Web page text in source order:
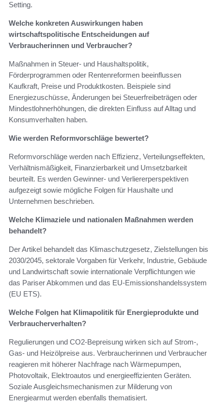
Setting.
Welche konkreten Auswirkungen haben
wirtschaftspolitische Entscheidungen auf
Verbraucherinnen und Verbraucher?
Maßnahmen in Steuer- und Haushaltspolitik,
Förderprogrammen oder Rentenreformen beeinflussen
Kaufkraft, Preise und Produktkosten. Beispiele sind
Energiezuschüsse, Änderungen bei Steuerfreibeträgen oder
Mindestlohnerhöhungen, die direkten Einfluss auf Alltag und
Konsumverhalten haben.
Wie werden Reformvorschläge bewertet?
Reformvorschläge werden nach Effizienz, Verteilungseffekten,
Verhältnismäßigkeit, Finanzierbarkeit und Umsetzbarkeit
beurteilt. Es werden Gewinner- und Verliererperspektiven
aufgezeigt sowie mögliche Folgen für Haushalte und
Unternehmen beschrieben.
Welche Klimaziele und nationalen Maßnahmen werden
behandelt?
Der Artikel behandelt das Klimaschutzgesetz, Zielstellungen bis
2030/2045, sektorale Vorgaben für Verkehr, Industrie, Gebäude
und Landwirtschaft sowie internationale Verpflichtungen wie
das Pariser Abkommen und das EU-Emissionshandelssystem
(EU ETS).
Welche Folgen hat Klimapolitik für Energieprodukte und
Verbraucherverhalten?
Regulierungen und CO2-Bepreisung wirken sich auf Strom-,
Gas- und Heizölpreise aus. Verbraucherinnen und Verbraucher
reagieren mit höherer Nachfrage nach Wärmepumpen,
Photovoltaik, Elektroautos und energieeffizienten Geräten.
Soziale Ausgleichsmechanismen zur Milderung von
Energiearmut werden ebenfalls thematisiert.